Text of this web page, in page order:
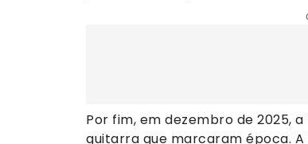
Por fim, em dezembro de 2025,
guitarra que marcaram época.